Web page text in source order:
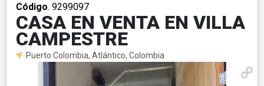
Código. 9299097
CASA EN VENTA EN VILLA
CAMPESTRE
Puerto Colombia, Atlántico, Colombia